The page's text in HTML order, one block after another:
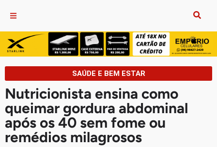
SAÚDE E BEM ESTAR
Nutricionista ensina como
queimar gordura abdominal
após os 40 sem fome ou
remédios milagrosos